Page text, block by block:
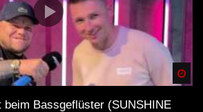
beim Bassgeflüster (SUNSHINE